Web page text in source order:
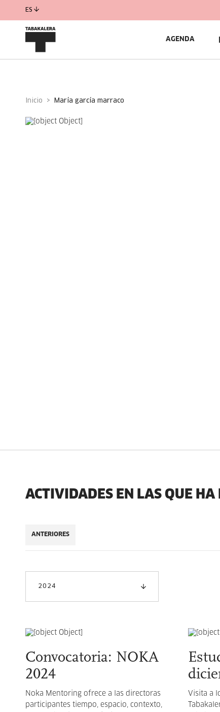
ES
AGENDA
Inicio maría garcía marraco
ACTIVIDADES EN LAS QUE HA
ANTERIORES
2024
Convocatoria: NOKA
2024
Noka Mentoring ofrece a las directoras
participantes tiempo, espacio, contexto,
Visita a